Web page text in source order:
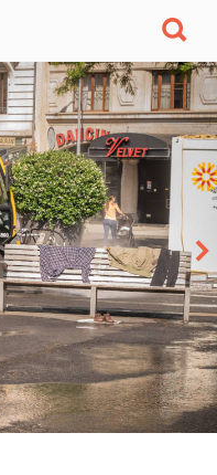
photo
par
jour